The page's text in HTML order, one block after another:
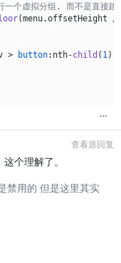
个虚拟分组, 而不是直接跳
(menu.offsetHeight /
> button:nth-child ( 1)
查看原回复
个理解了。
禁用的 但是这里其实